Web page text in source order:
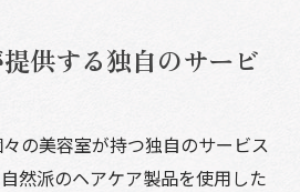
供する独自のサービ
の美容室が持つ独自のサービス
然派のヘアケア製品を使用した